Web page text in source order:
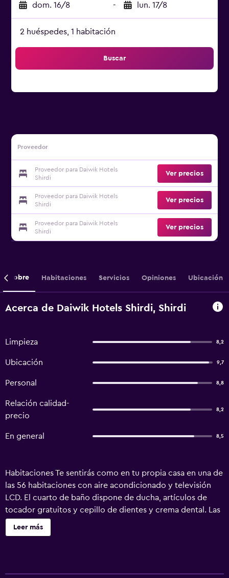
dom. 16/8 - lun. 17/8
2 huéspedes, 1 habitación
Buscar
Proveedor
Proveedor para Daiwik Hotels
Shirdi
Ver precios
Proveedor para Daiwik Hotels
Shirdi
Ver precios
Proveedor para Daiwik Hotels
Shirdi
Ver precios
Sobre Habitaciones Servicios Opiniones Ubicación
Acerca de Daiwik Hotels Shirdi, Shirdi
Limpieza 8,2
Ubicación 9,7
Personal 8,8
Relación calidad-
precio
8,2
En general 8,5
Habitaciones Te sentirás como en tu propia casa en una de
las 56 habitaciones con aire acondicionado y televisión
LCD. El cuarto de baño dispone de ducha, artículos de
tocador gratuitos y cepillo de dientes y crema dental. Las
comodidades incluyen escritorio, cafetera/tetera y
teléfono. Servicios Relájate en el spa de servicio
Leer más